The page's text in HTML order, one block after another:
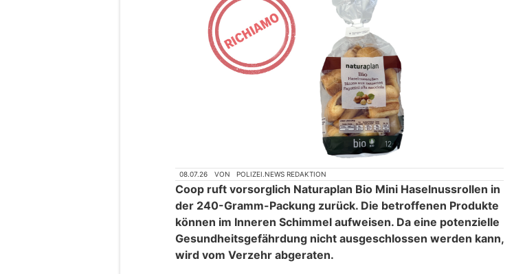
08.07.26 VON POLIZEI.NEWS REDAKTION
Coop ruft vorsorglich Naturaplan Bio Mini Haselnussrollen in
der 240-Gramm-Packung zurück. Die betroffenen Produkte
können im Inneren Schimmel aufweisen. Da eine potenzielle
Gesundheitsgefährdung nicht ausgeschlossen werden kann,
wird vom Verzehr abgeraten.